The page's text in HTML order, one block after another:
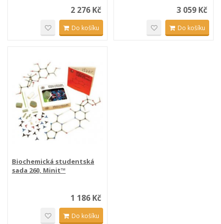
2 276 Kč
Do košíku
3 059 Kč
Do košíku
Biochemická studentská
sada 260, Minit™
1 186 Kč
Do košíku